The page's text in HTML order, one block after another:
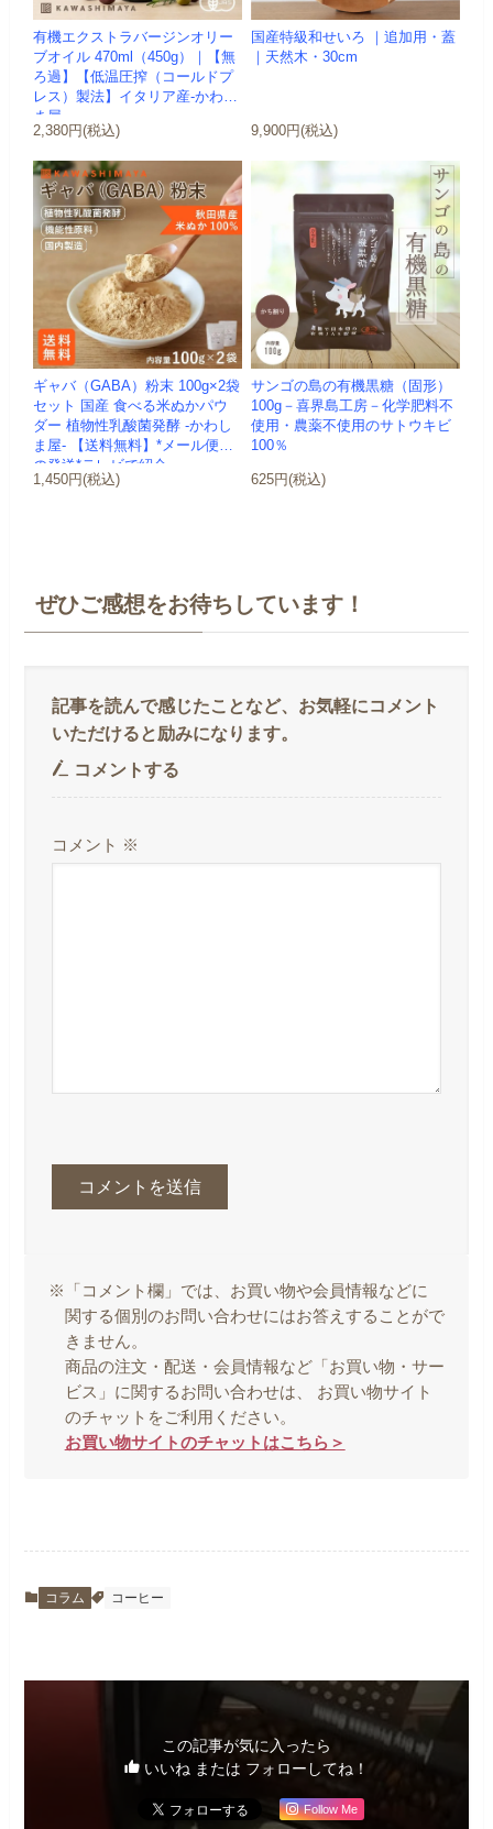
有機エクストラバージンオリー
ブオイル 470ml（450g）｜【無
ろ過】【低温圧搾（コールドプ
レス）製法】イタリア産-かわし
ま屋-
2,380円(税込)
国産特級和せいろ ｜追加用・蓋
｜天然木・30cm
9,900円(税込)
ギャバ（GABA）粉末 100g×2袋
セット 国産 食べる米ぬかパウ
ダー 植物性乳酸菌発酵 -かわし
ま屋- 【送料無料】*メール便で
の発送*テレビで紹介
1,450円(税込)
サンゴの島の有機黒糖（固形）
100g－喜界島工房－化学肥料不
使用・農薬不使用のサトウキビ
100％
625円(税込)
※「コメント欄」では、お買い物や会員情報などに
関する個別のお問い合わせにはお答えすることがで
きません。
商品の注文・配送・会員情報など「お買い物・サー
ビス」に関するお問い合わせは、 お買い物サイト
のチャットをご利用ください。
お買い物サイトのチャットはこちら＞
コラム コーヒー
この記事が気に入ったら
いいね または フォローしてね！
Follow Me
ぜひご感想をお待ちしています！
コメントする
コメント ※